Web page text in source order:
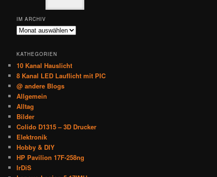
IM ARCHIV
Im
KATHEGORIEN
10 Kanal Hauslicht
8 Kanal LED Lauflicht mit PIC
@ andere Blogs
Allgemein
Alltag
Bilder
Colido D1315 – 3D Drucker
Elektronik
Hobby & DIY
HP Pavilion 17F-258ng
IrDiS